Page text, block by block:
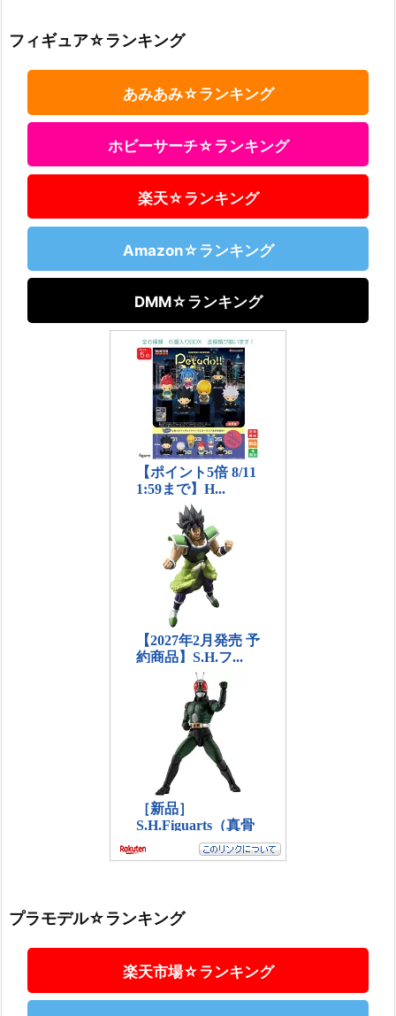
フィギュア☆ランキング
あみあみ☆ランキング
ホビーサーチ☆ランキング
楽天☆ランキング
Amazon☆ランキング
DMM☆ランキング
プラモデル☆ランキング
楽天市場☆ランキング